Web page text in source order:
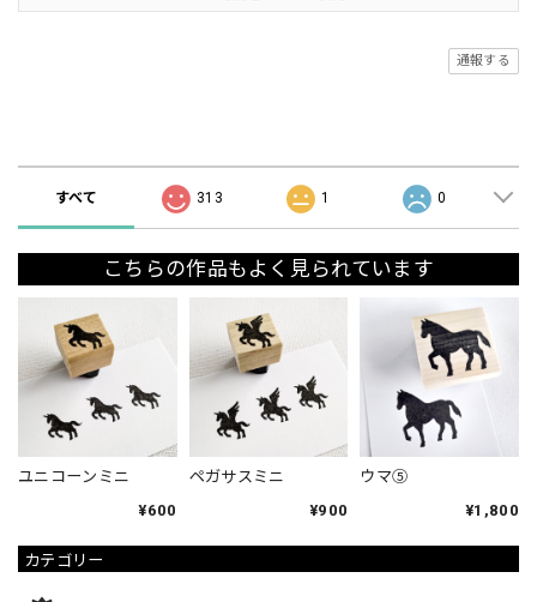
カテゴリー
通報する
すべて 313 1 0
こちらの作品もよく見られています
ユニコーンミニ
¥600
ペガサスミニ
¥900
ウマ⑤
¥1,800